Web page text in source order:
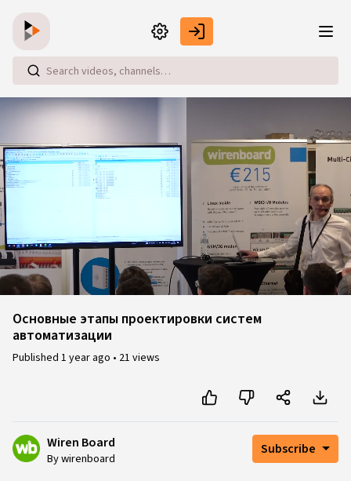
Loaded:
2.41%
Основные этапы проектировки систем
автоматизации
Published 1 year ago • 21 views
Wiren Board
By wirenboard
Subscribe